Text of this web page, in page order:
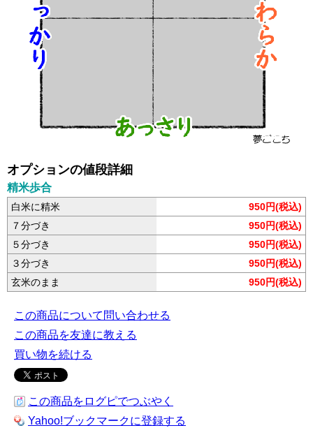
オプションの値段詳細
精米歩合
白米に精米
950円(税込)
７分づき
950円(税込)
５分づき
950円(税込)
３分づき
950円(税込)
玄米のまま
950円(税込)
この商品について問い合わせる
この商品を友達に教える
買い物を続ける
この商品をログピでつぶやく
Yahoo!ブックマークに登録する